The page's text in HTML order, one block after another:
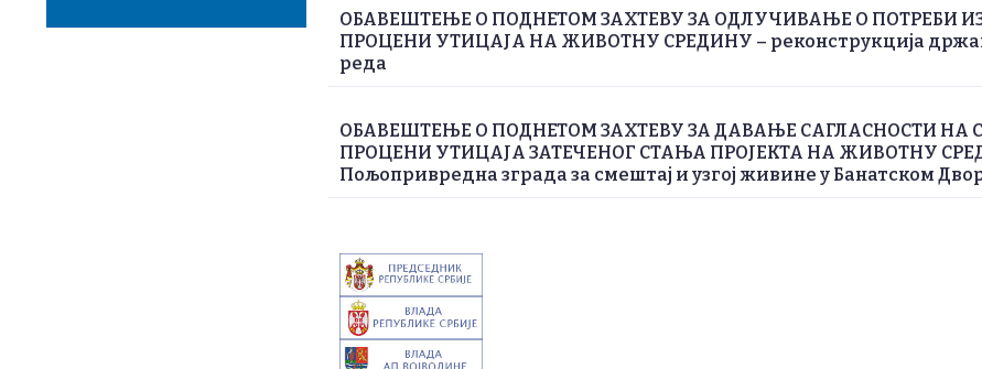
ОБАВЕШТЕЊЕ О ПОДНЕТОМ ЗАХТЕВУ ЗА ОДЛУЧИВАЊЕ О ПОТРЕБИ
ПРОЦЕНИ УТИЦАЈА НА ЖИВОТНУ СРЕДИНУ – реконструкција
реда
ОБАВЕШТЕЊЕ О ПОДНЕТОМ ЗАХТЕВУ ЗА ДАВАЊЕ САГЛАСНОСТИ НА
ПРОЦЕНИ УТИЦАЈА ЗАТЕЧЕНОГ СТАЊА ПРОЈЕКТА НА ЖИВОТНУ
Пољопривредна зграда за смештај и узгој живине у Банатском